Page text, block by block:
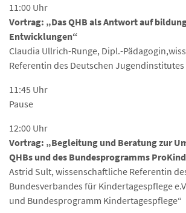
11:00 Uhr
Vortrag: „Das QHB als Antwort auf
Entwicklungen“
Claudia Ullrich-Runge, Dipl.-
Referentin des Deutschen Jugendinstitutes
11:45 Uhr
Pause
12:00 Uhr
Vortrag: „Begleitung und Beratung zur
QHBs und des Bundesprogramms
Astrid Sult, wissenschaftliche Referentin
Bundesverbandes für Kindertagespflege
und Bundesprogramm Kindertagespflege“